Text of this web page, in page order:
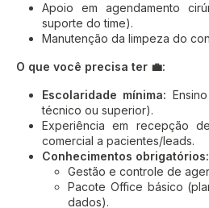
Apoio em agendamento
suporte do time).
Manutenção da limpeza do
O que você precisa ter 💼:
Escolaridade mínima:
técnico ou superior).
Experiência em recepção
comercial a pacientes/leads.
Conhecimentos obrigatórios:
Gestão e controle de
Pacote Office básico
dados).